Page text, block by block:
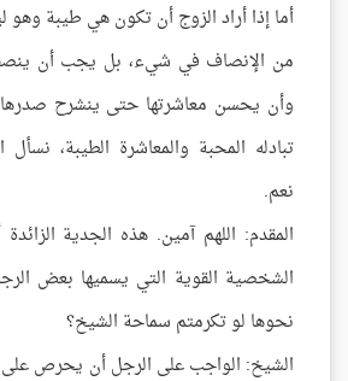
أما إذا أراد الزوج أن تكون هي طيبة
من الإنصاف في شيء، بل يجب أن
وأن يحسن معاشرتها حتى ينشرح
تبادله المحبة والمعاشرة الطيبة، نسأل
نعم.
المقدم: اللهم آمين. هذه الجدية
الشخصية القوية التي يسميها بعض
نحوها لو تكرمتم سماحة الشيخ؟
الشيخ: الواجب على الرجل أن يحرص على